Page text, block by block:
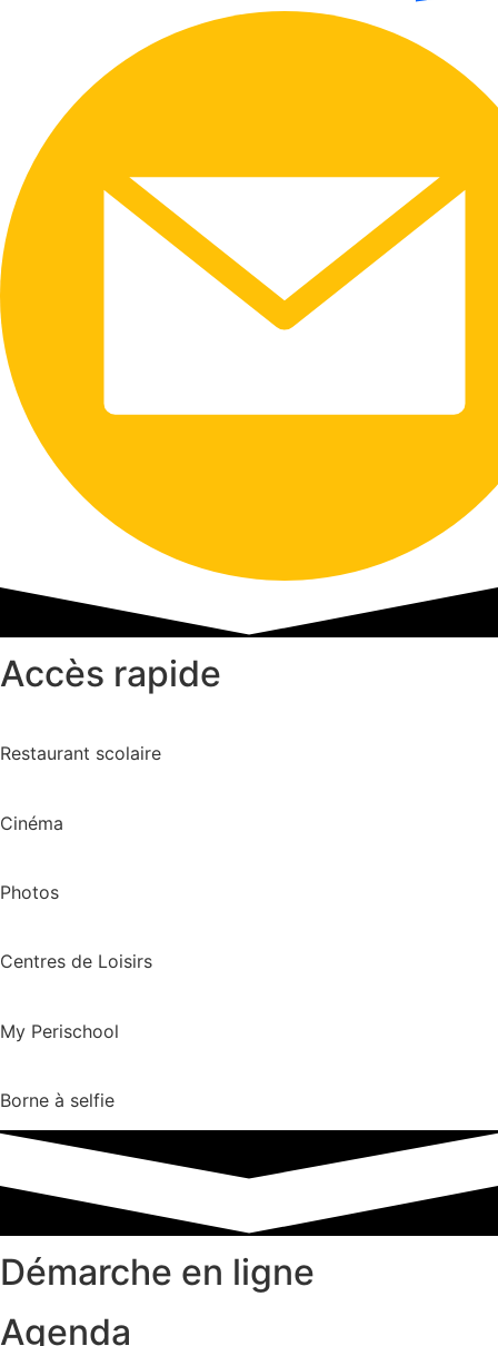
Accès rapide
Restaurant scolaire
Cinéma
Photos
Centres de Loisirs
My Perischool
Borne à selfie
Démarche en ligne
Agenda